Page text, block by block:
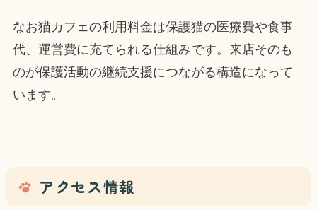
なお猫カフェの利用料金は保護猫の医療費や食事
代、運営費に充てられる仕組みです。来店そのも
のが保護活動の継続支援につながる構造になって
います。
アクセス情報